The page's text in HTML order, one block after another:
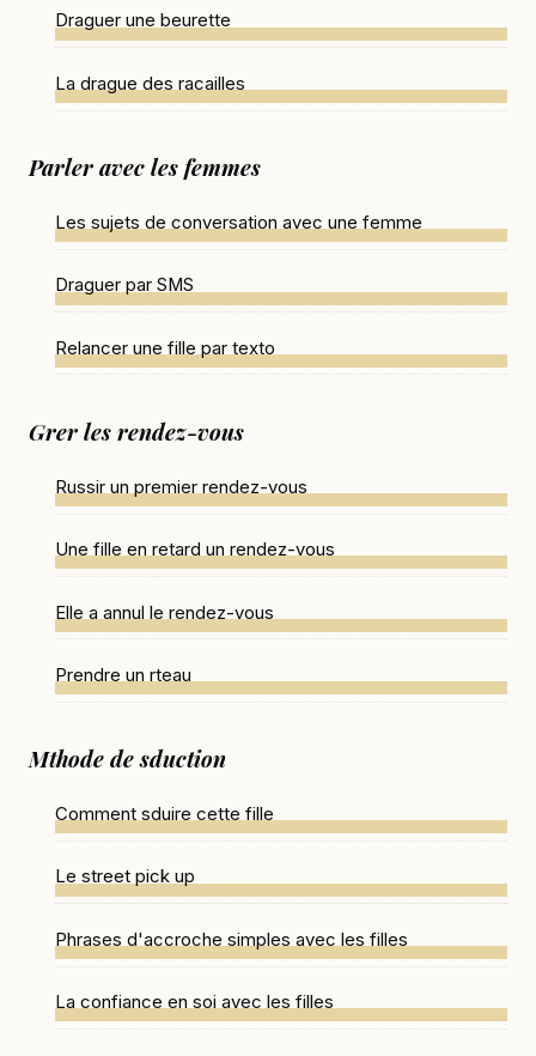
Draguer une beurette
La drague des racailles
Parler avec les femmes
Les sujets de conversation avec une femme
Draguer par SMS
Relancer une fille par texto
Grer les rendez-vous
Russir un premier rendez-vous
Une fille en retard un rendez-vous
Elle a annul le rendez-vous
Prendre un rteau
Mthode de sduction
Comment sduire cette fille
Le street pick up
Phrases d'accroche simples avec les filles
La confiance en soi avec les filles